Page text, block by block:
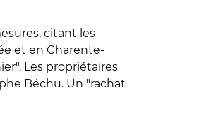
citant les
et en Charente-
Les propriétaires
Béchu. Un "rachat